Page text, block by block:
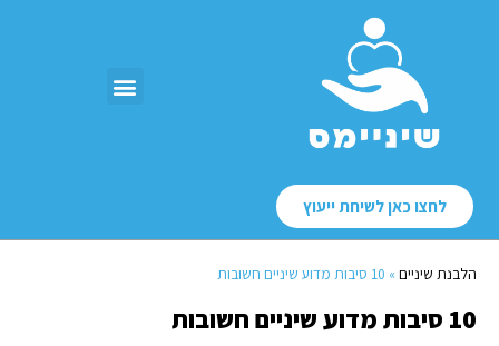
לחצו כאן לשיחת ייעוץ
הלבנת שיניים » 10 סיבות מדוע שיניים חשובות
10 סיבות מדוע שיניים חשובות